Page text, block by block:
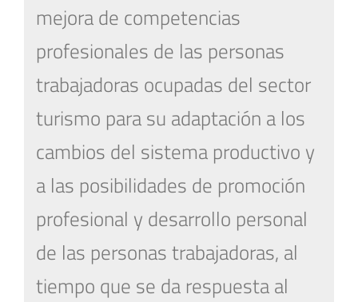
mejora de competencias
profesionales de las personas
trabajadoras ocupadas del sector
turismo para su adaptación a los
cambios del sistema productivo y
a las posibilidades de promoción
profesional y desarrollo personal
de las personas trabajadoras, al
tiempo que se da respuesta al